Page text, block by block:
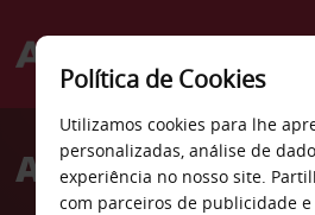
Welcome
AvisAluguer de
Política de Cookies
Utilizamos cookies para lhe
personalizadas, análise de
experiência no nosso site.
com parceiros de publicidade